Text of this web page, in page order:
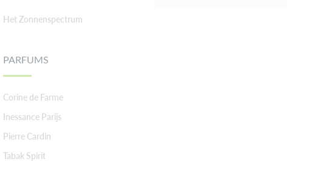
Het Zonnenspectrum
PARFUMS
Corine de Farme
Inessance Parijs
Pierre Cardin
Tabak Spirit